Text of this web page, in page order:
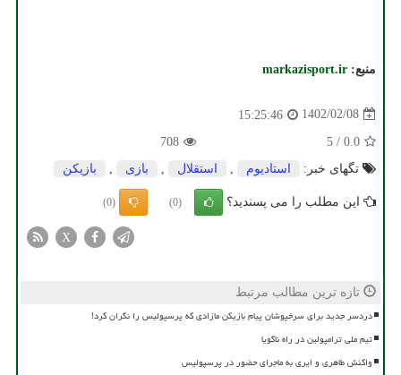
منبع: markazisport.ir
1402/02/08
15:25:46
0.0
/
5
708
تگهای خبر:
استادیوم استقلال بازی بازیكن
این مطلب را می پسندید؟ (0)
(0)
X
تازه ترین مطالب مرتبط
دردسر جدید برای سرخپوشان پیام بازیکن مازادی که پرسپولیس را نگران کرد!
تیم ملی ترامپولین در راه ناگویا
واکنش طاهری و ایری به ماجرای حضور در پرسپولیس